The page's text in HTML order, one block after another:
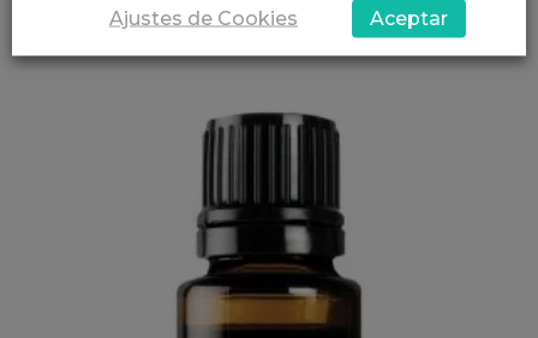
Añadir al carrito
Ajustes de Cookies Aceptar